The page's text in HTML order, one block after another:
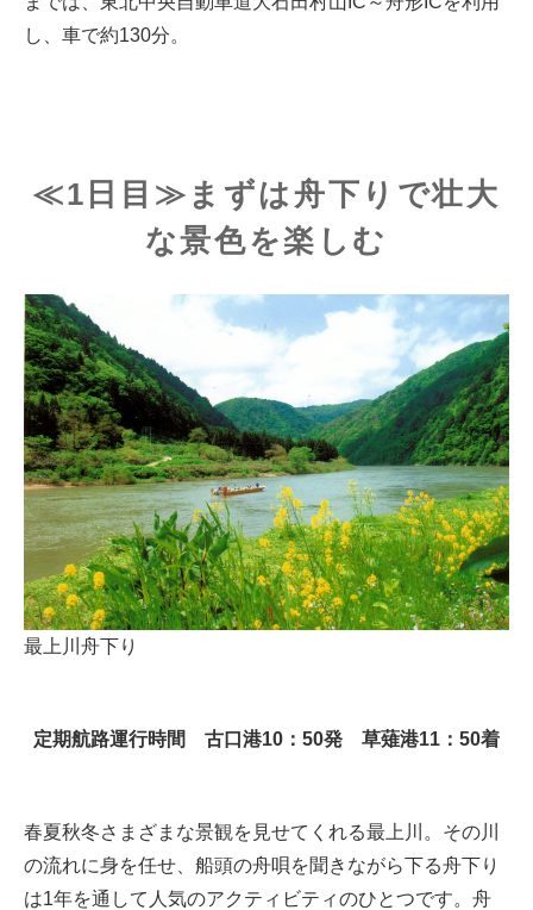
し、車で約130分。
≪1日目≫まずは舟下りで壮大
な景色を楽しむ
最上川舟下り
定期航路運行時間 古口港10：50発 草薙港11：50着
春夏秋冬さまざまな景観を見せてくれる最上川。その川
の流れに身を任せ、船頭の舟唄を聞きながら下る舟下り
は1年を通して人気のアクティビティのひとつです。舟